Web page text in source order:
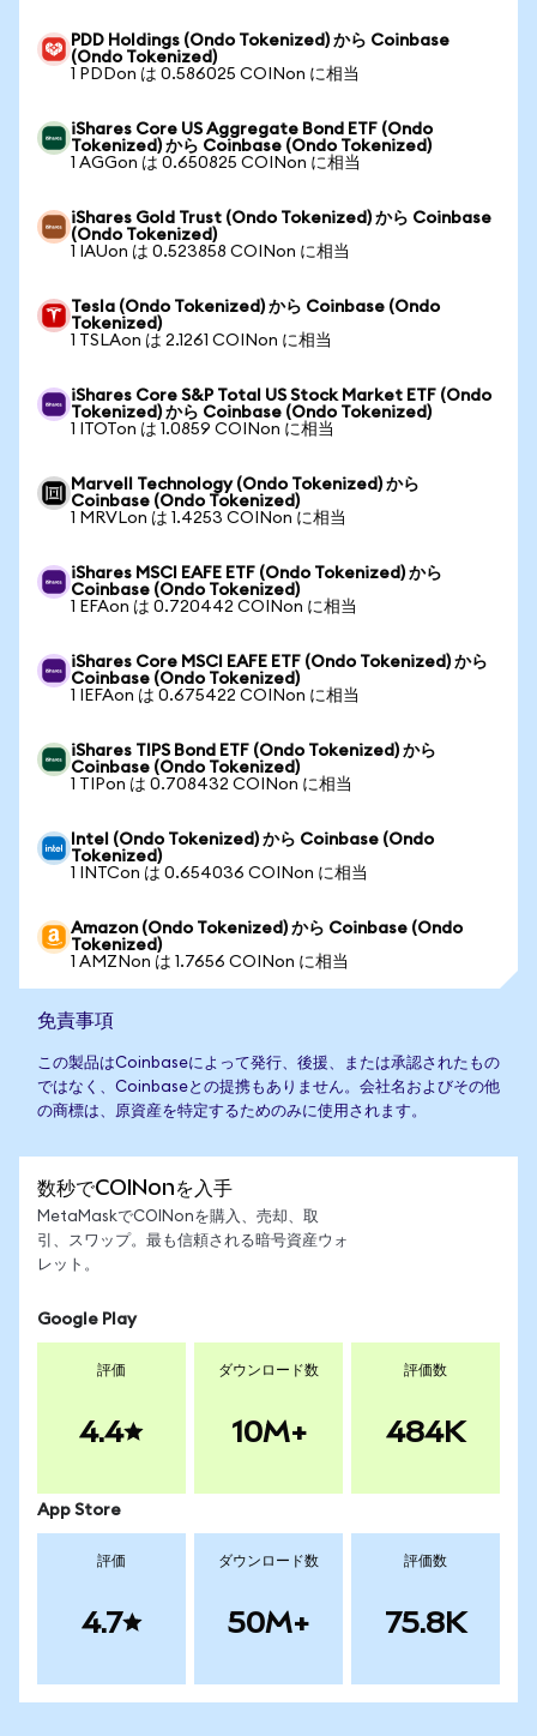
PDD Holdings (Ondo Tokenized) から Coinbase
(Ondo Tokenized)
1 PDDon は 0.586025 COINon に相当
iShares Core US Aggregate Bond ETF (Ondo
Tokenized) から Coinbase (Ondo Tokenized)
1 AGGon は 0.650825 COINon に相当
iShares Gold Trust (Ondo Tokenized) から Coinbase
(Ondo Tokenized)
1 IAUon は 0.523858 COINon に相当
Tesla (Ondo Tokenized) から Coinbase (Ondo
Tokenized)
1 TSLAon は 2.1261 COINon に相当
iShares Core S&P Total US Stock Market ETF (Ondo
Tokenized) から Coinbase (Ondo Tokenized)
1 ITOTon は 1.0859 COINon に相当
Marvell Technology (Ondo Tokenized) から
Coinbase (Ondo Tokenized)
1 MRVLon は 1.4253 COINon に相当
iShares MSCI EAFE ETF (Ondo Tokenized) から
Coinbase (Ondo Tokenized)
1 EFAon は 0.720442 COINon に相当
iShares Core MSCI EAFE ETF (Ondo Tokenized) から
Coinbase (Ondo Tokenized)
1 IEFAon は 0.675422 COINon に相当
iShares TIPS Bond ETF (Ondo Tokenized) から
Coinbase (Ondo Tokenized)
1 TIPon は 0.708432 COINon に相当
Intel (Ondo Tokenized) から Coinbase (Ondo
Tokenized)
1 INTCon は 0.654036 COINon に相当
Amazon (Ondo Tokenized) から Coinbase (Ondo
Tokenized)
1 AMZNon は 1.7656 COINon に相当
免責事項
この製品はCoinbaseによって発行、後援、または承認されたもの
ではなく、Coinbaseとの提携もありません。会社名およびその他
の商標は、原資産を特定するためのみに使用されます。
数秒でCOINonを入手
MetaMaskでCOINonを購入、売却、取
引、スワップ。最も信頼される暗号資産ウォ
レット。
Google Play
評価
4.4
ダウンロード数
10M+
評価数
484K
App Store
評価
4.7
ダウンロード数
50M+
評価数
75.8K